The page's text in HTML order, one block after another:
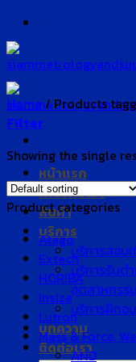
Skip
to
content
หน้าแรก
เกี่ยวกับเรา
สินค้า
บริการ
บริการสอบ
บริการรับด
อุตสาหกรรม
บริการฝึกอ
บทความ
ติดต่อเรา
Home /Products
Filter
Showing the single
Product categories
Atago
Extech
HORIBA
Insize
Lutron
Mass & Force,
AND